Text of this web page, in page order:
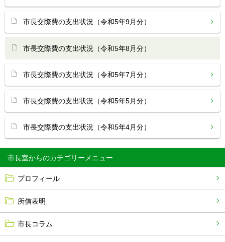
市長室から
プロフィール
所信表明
市長コラム
市長交際費の支出状況（令和5年9月分）
市長交際費の支出状況（令和5年8月分）
市長交際費の支出状況（令和5年7月分）
市長交際費の支出状況（令和5年5月分）
市長交際費の支出状況（令和5年4月分）